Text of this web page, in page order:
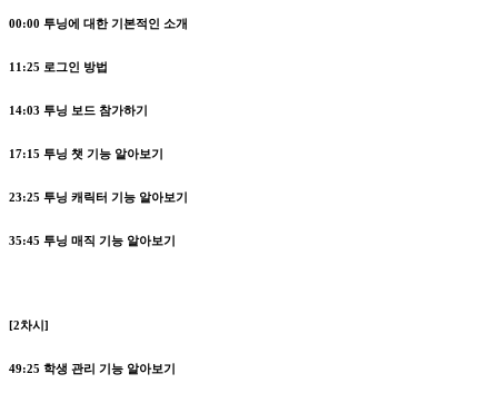
00:00 투닝에 대한 기본적인 소개
11:25 로그인 방법
14:03 투닝 보드 참가하기
17:15 투닝 챗 기능 알아보기
23:25 투닝 캐릭터 기능 알아보기
35:45 투닝 매직 기능 알아보기
[2차시]
49:25 학생 관리 기능 알아보기